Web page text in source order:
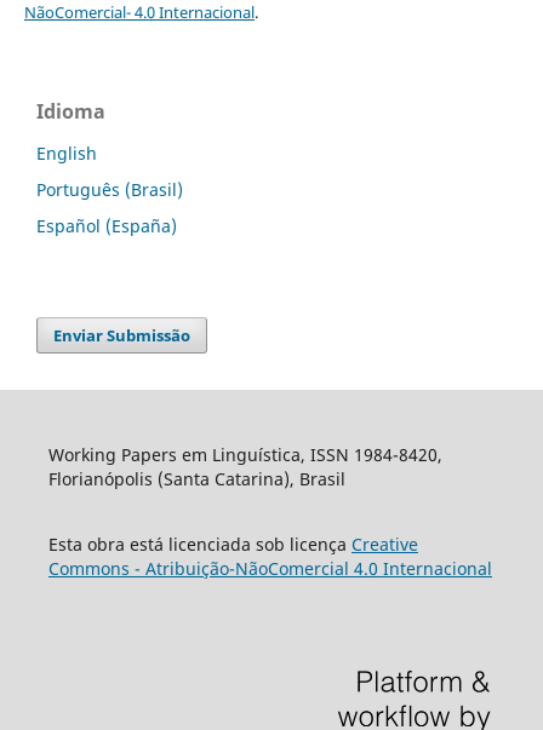
NãoComercial- 4.0 Internacional.
Idioma
English
Português (Brasil)
Español (España)
Enviar Submissão
Working Papers em Linguística, ISSN 1984-8420,
Florianópolis (Santa Catarina), Brasil
Esta obra está licenciada sob licença Creative
Commons - Atribuição-NãoComercial 4.0 Internacional